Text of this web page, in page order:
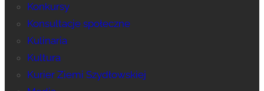
Konkursy
Konsultacje społeczne
Kulinaria
Kultura
Kurier Ziemi Szydłowskiej